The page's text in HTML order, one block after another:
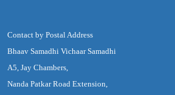
Contact by Postal Address
Bhaav Samadhi Vichaar Samadhi
A5, Jay Chambers,
Nanda Patkar Road Extension,